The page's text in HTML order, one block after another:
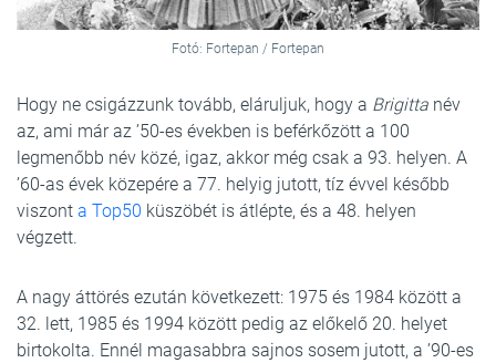
Fotó: Fortepan / Fortepan
Hogy ne csigázzunk tovább, eláruljuk, hogy a Brigitta név
az, ami már az ’50-es években is beférkőzött a 100
legmenőbb név közé, igaz, akkor még csak a 93. helyen. A
’60-as évek közepére a 77. helyig jutott, tíz évvel később
viszont a Top50 küszöbét is átlépte, és a 48. helyen
végzett.
A nagy áttörés ezután következett: 1975 és 1984 között a
32. lett, 1985 és 1994 között pedig az előkelő 20. helyet
birtokolta. Ennél magasabbra sajnos sosem jutott, a ’90-es